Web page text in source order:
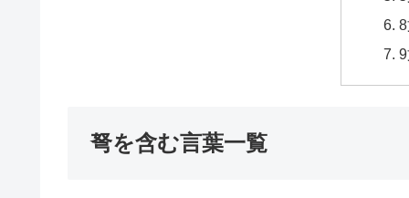
弩を含む言葉一覧